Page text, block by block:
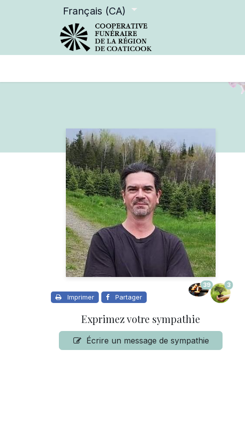
Français (CA)
Imprimer Partager
39 3
Exprimez votre sympathie
Écrire un message de sympathie